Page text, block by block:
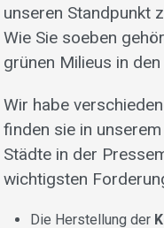
unseren Standpunkt
Wie Sie soeben
grünen Milieus in
Wir habe
finden sie in
Städte in der
wichtigsten
Die Herstellung der